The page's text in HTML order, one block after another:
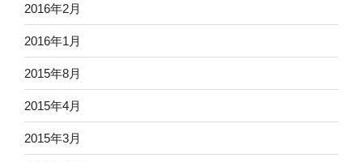
2016年2月
2016年1月
2015年8月
2015年4月
2015年3月